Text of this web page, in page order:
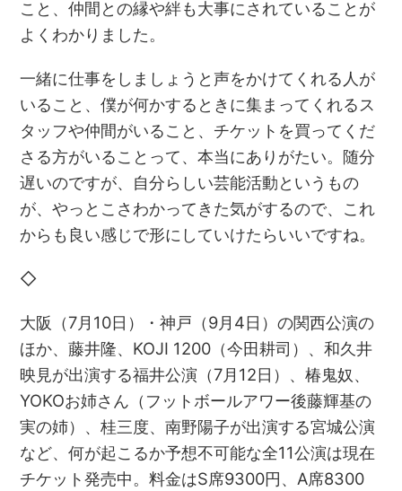
こと、仲間との縁や絆も大事にされていることが
よくわかりました。
一緒に仕事をしましょうと声をかけてくれる人が
いること、僕が何かするときに集まってくれるス
タッフや仲間がいること、チケットを買ってくだ
さる方がいることって、本当にありがたい。随分
遅いのですが、自分らしい芸能活動というもの
が、やっとこさわかってきた気がするので、これ
からも良い感じで形にしていけたらいいですね。
◇
大阪（7月10日）・神戸（9月4日）の関西公演の
ほか、藤井隆、KOJI 1200（今田耕司）、和久井
映見が出演する福井公演（7月12日）、椿鬼奴、
YOKOお姉さん（フットボールアワー後藤輝基の
実の姉）、桂三度、南野陽子が出演する宮城公演
など、何が起こるか予想不可能な全11公演は現在
チケット発売中。料金はS席9300円、A席8300